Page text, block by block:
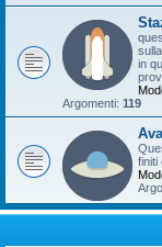
in
Argomenti: 119
finiti